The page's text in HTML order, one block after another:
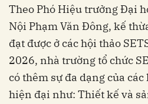
Theo Phó Hiệu trưởng Đại
Nội Phạm Văn Đông, kế
đạt được ở các hội thảo
2026, nhà trường tổ chức
có thêm sự đa dạng của
hiện đại như: Thiết kế và